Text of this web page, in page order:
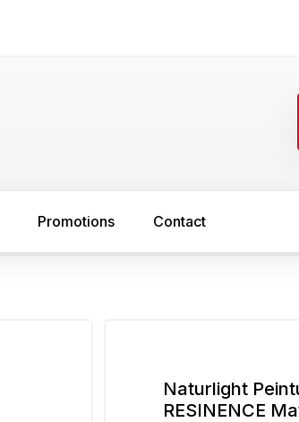
Promotions Contact
Naturlight
RESINENCE